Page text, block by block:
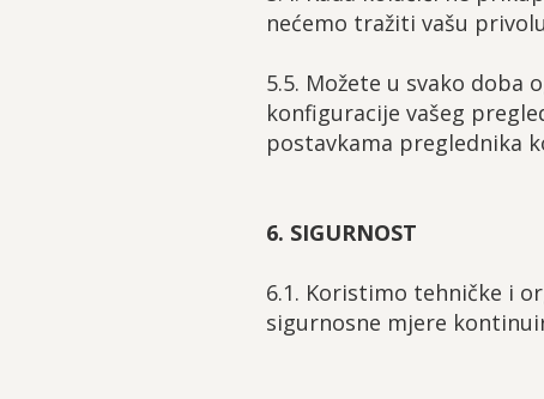
nećemo tražiti vašu
5.5. Možete u svako
konfiguracije vašeg
postavkama preglednika
6. SIGURNOST
6.1. Koristimo tehničke i
sigurnosne mjere